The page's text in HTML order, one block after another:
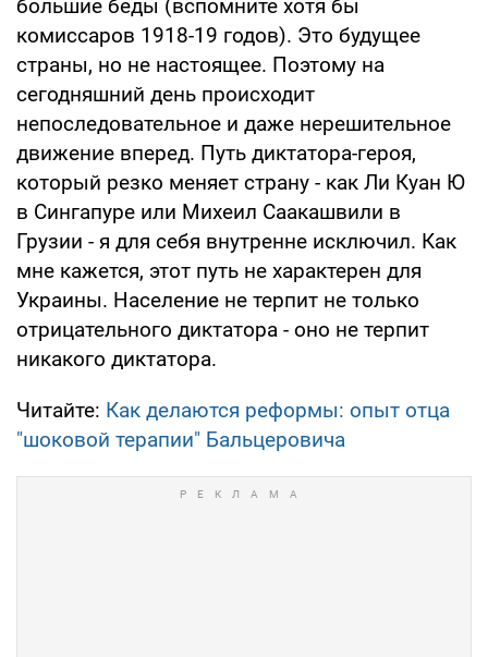
большие беды (вспомните хотя бы
комиссаров 1918-19 годов). Это будущее
страны, но не настоящее. Поэтому на
сегодняшний день происходит
непоследовательное и даже нерешительное
движение вперед. Путь диктатора-героя,
который резко меняет страну - как Ли Куан Ю
в Сингапуре или Михеил Саакашвили в
Грузии - я для себя внутренне исключил. Как
мне кажется, этот путь не характерен для
Украины. Население не терпит не только
отрицательного диктатора - оно не терпит
никакого диктатора.
Читайте: Как делаются реформы: опыт отца
"шоковой терапии" Бальцеровича